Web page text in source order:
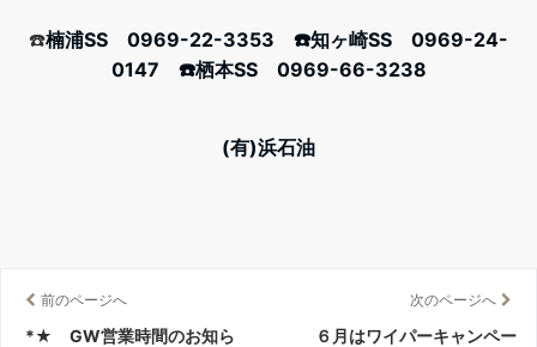
☎️楠浦SS 0969-22-3353 ☎️知ヶ崎SS 0969-24-
0147 ☎️栖本SS 0969-66-3238
(有)浜石油
前のページへ
*★ GW営業時間のお知ら
次のページへ
６月はワイパーキャンペー